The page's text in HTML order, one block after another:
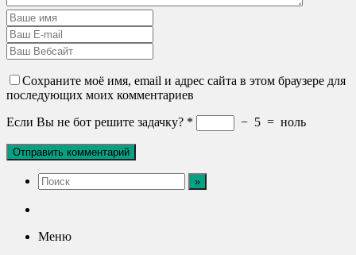
Сохраните моё имя, email и адрес сайта в этом браузере для
последующих моих комментариев
Если Вы не бот решите задачку? * − 5 = ноль
Меню